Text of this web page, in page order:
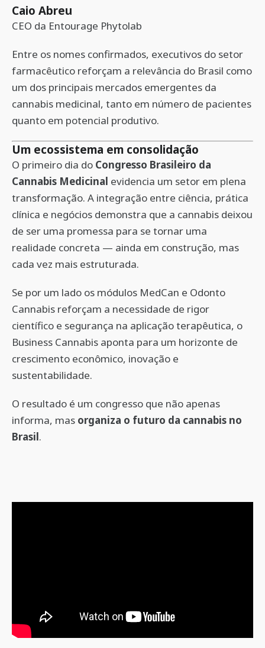
Caio Abreu
CEO da Entourage Phytolab
Entre os nomes confirmados, executivos do setor
farmacêutico reforçam a relevância do Brasil como
um dos principais mercados emergentes da
cannabis medicinal, tanto em número de pacientes
quanto em potencial produtivo.
Um ecossistema em consolidação
O primeiro dia do Congresso Brasileiro da
Cannabis Medicinal evidencia um setor em plena
transformação. A integração entre ciência, prática
clínica e negócios demonstra que a cannabis deixou
de ser uma promessa para se tornar uma
realidade concreta — ainda em construção, mas
cada vez mais estruturada.
Se por um lado os módulos MedCan e Odonto
Cannabis reforçam a necessidade de rigor
científico e segurança na aplicação terapêutica, o
Business Cannabis aponta para um horizonte de
crescimento econômico, inovação e
sustentabilidade.
O resultado é um congresso que não apenas
informa, mas organiza o futuro da cannabis no
Brasil.